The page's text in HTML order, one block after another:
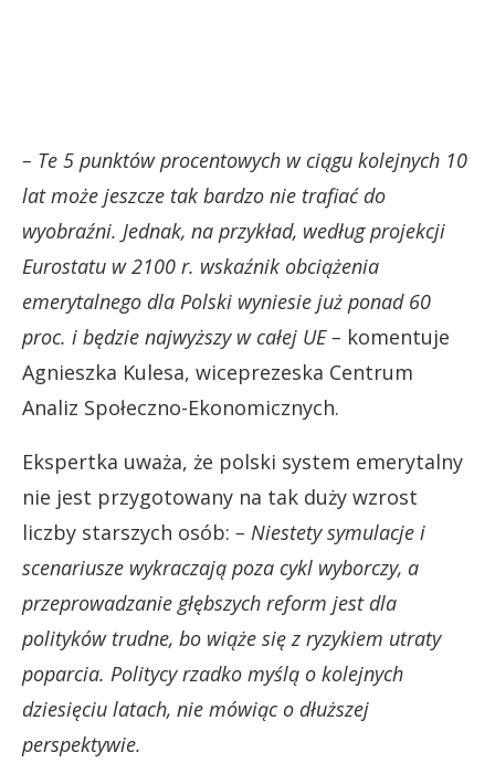
– Te 5 punktów procentowych w ciągu kolejnych 10
lat może jeszcze tak bardzo nie trafiać do
wyobraźni. Jednak, na przykład, według projekcji
Eurostatu w 2100 r. wskaźnik obciążenia
emerytalnego dla Polski wyniesie już ponad 60
proc. i będzie najwyższy w całej UE – komentuje
Agnieszka Kulesa, wiceprezeska Centrum
Analiz Społeczno-Ekonomicznych.
Ekspertka uważa, że polski system emerytalny
nie jest przygotowany na tak duży wzrost
liczby starszych osób: – Niestety symulacje i
scenariusze wykraczają poza cykl wyborczy, a
przeprowadzanie głębszych reform jest dla
polityków trudne, bo wiąże się z ryzykiem utraty
poparcia. Politycy rzadko myślą o kolejnych
dziesięciu latach, nie mówiąc o dłuższej
perspektywie.